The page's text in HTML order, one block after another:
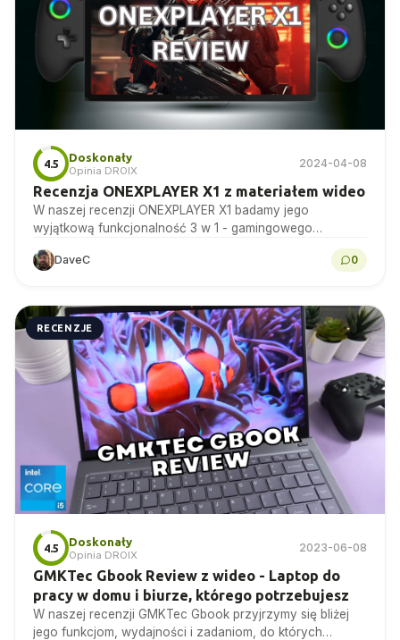
4.5
Doskonały
Opinia DROIX
2024-04-08
Recenzja ONEXPLAYER X1 z materiałem wideo
W naszej recenzji ONEXPLAYER X1 badamy jego
wyjątkową funkcjonalność 3 w 1 - gamingowego
DaveC 0
RECENZJE
4.5
Doskonały
Opinia DROIX
2023-06-08
GMKTec Gbook Review z wideo - Laptop do
pracy w domu i biurze, którego potrzebujesz
W naszej recenzji GMKTec Gbook przyjrzymy się bliżej
jego funkcjom, wydajności i zadaniom, do których